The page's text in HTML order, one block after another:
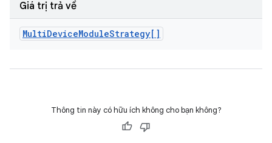
Giá trị trả về
MultiDeviceModuleStrategy[]
Thông tin này có hữu ích không cho bạn không?